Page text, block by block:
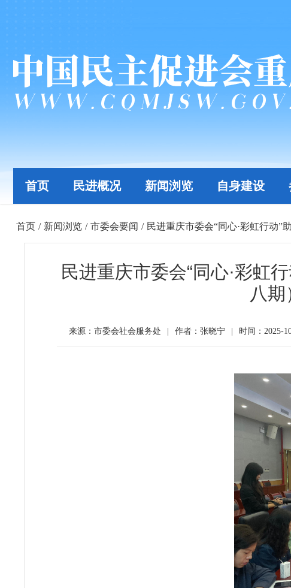
首页 民进概况 新闻浏览 自身建设
首页 / 新闻浏览 / 市委会要闻 / 民进重庆市委会“同心·彩虹行动
民进重庆市委会“同心·彩虹
八
来源：市委会社会服务处 作者：张晓宁 时间：2025-